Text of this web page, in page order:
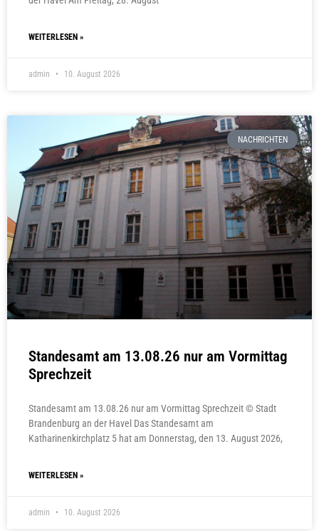
WEITERLESEN »
admin 10. August 2026
NACHRICHTEN
Standesamt am 13.08.26 nur am Vormittag
Sprechzeit
Standesamt am 13.08.26 nur am Vormittag Sprechzeit © Stadt
Brandenburg an der Havel Das Standesamt am
Katharinenkirchplatz 5 hat am Donnerstag, den 13. August 2026,
WEITERLESEN »
admin 10. August 2026